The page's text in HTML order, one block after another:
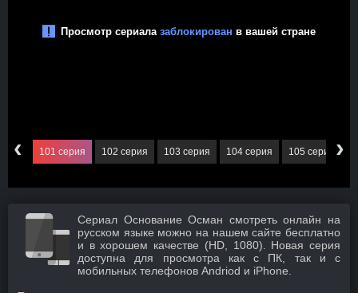
‹ 101 серия 102 серия 103 серия 104 серия 105 серия ›
Сериал Основание Осман смотреть онлайн на
русском языке можно на нашем сайте бесплатно
и в хорошем качестве (HD, 1080). Новая серия
доступна для просмотра как с ПК, так и с
мобильных телефонов Andriod и iPhone.